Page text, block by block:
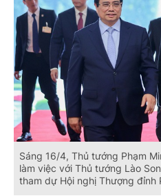
Sáng 16/4, Thủ tướng Phạm
làm việc với Thủ tướng Lào
tham dự Hội nghị Thượng đỉnh